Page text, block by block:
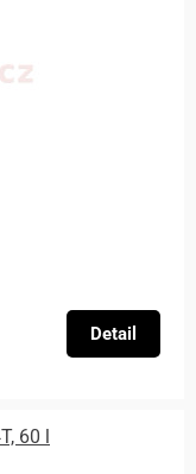
Detail
60 l